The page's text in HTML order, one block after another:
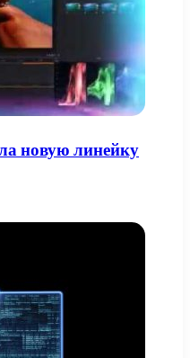
новую линейку